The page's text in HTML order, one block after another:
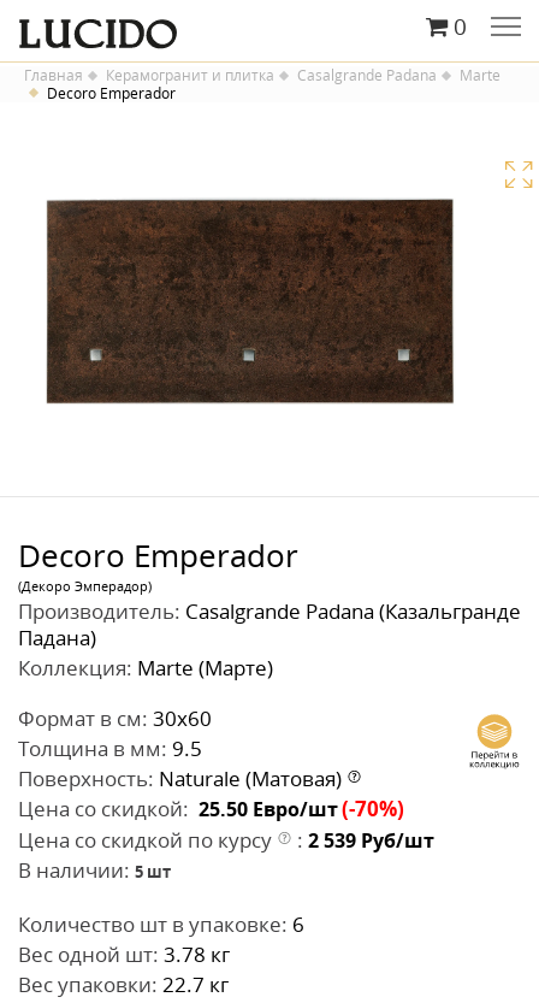
0
Главная Керамогранит и плитка Casalgrande Padana
Marte
Decoro Emperador
Decoro Emperador
(Декоро Эмперадор)
Производитель: Casalgrande Padana (Казальгранде
Падана)
Коллекция: Marte (Марте)
Формат в см: 30x60
Толщина в мм: 9.5
Поверхность: Naturale (Матовая)
Цена со скидкой: 25.50 Евро/шт(-70%)
Цена со скидкой по курсу
: 2 539 Руб/шт
В наличии: 5 шт
Количество шт в упаковке: 6
Вес одной шт: 3.78 кг
Вес упаковки: 22.7 кг